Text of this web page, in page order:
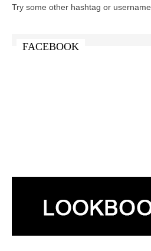
Try some other hashtag or username
FACEBOOK